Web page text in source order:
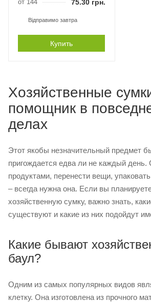
от 144 75.30 грн.
Відправимо завтра
Купить
Хозяйственные
помощник в
делах
Этот якобы незначительный предмет
пригождается едва ли не каждый день.
продуктами, перенести вещи,
– всегда нужна она. Если вы
хозяйственную сумку, важно знать,
существуют и какие из них подойдут
Какие бывают
баул?
Одним из самых популярных видов
клетку. Она изготовлена из прочного